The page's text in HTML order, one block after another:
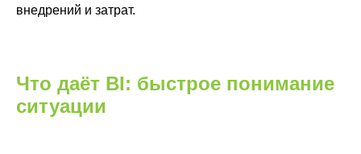
внедрений и затрат.
Что даёт BI: быстрое понимание
ситуации